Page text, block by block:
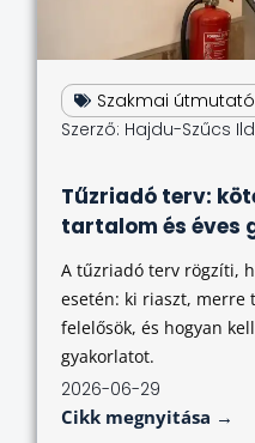
Szakmai
Szerző: Hajdu-Szűcs
Tűzriadó terv:
tartalom és éves
A tűzriadó terv rögzíti,
esetén: ki riaszt, merre
felelősök, és hogyan
gyakorlatot.
2026-06-29
Cikk megnyitása →